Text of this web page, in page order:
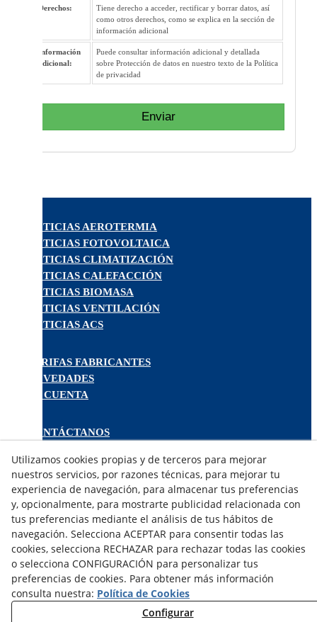
Derechos:
Tiene derecho a acceder, rectificar y borrar datos, así
como otros derechos, como se explica en la sección de
información adicional
Información
adicional:
Puede consultar información adicional y detallada
sobre Protección de datos en nuestro texto de la Política
de privacidad
Enviar
NOTICIAS AEROTERMIA
NOTICIAS FOTOVOLTAICA
NOTICIAS CLIMATIZACIÓN
NOTICIAS CALEFACCIÓN
NOTICIAS BIOMASA
NOTICIAS VENTILACIÓN
NOTICIAS ACS
TARIFAS FABRICANTES
NOVEDADES
MI CUENTA
CONTÁCTANOS
TRABAJA CON NOSOTROS
¿QUIENES SOMOS?
AVISO LEGAL
POLÍTICA DE COOKIES
POLÍTICA DE PRIVACIDAD
DERECHO DESISITIMIENTO
CONDICIONES USO
CONDICIONES COMPRA
Utilizamos cookies propias y de terceros para mejorar
nuestros servicios, por razones técnicas, para mejorar tu
experiencia de navegación, para almacenar tus preferencias
y, opcionalmente, para mostrarte publicidad relacionada con
tus preferencias mediante el análisis de tus hábitos de
navegación. Selecciona ACEPTAR para consentir todas las
cookies, selecciona RECHAZAR para rechazar todas las cookies
o selecciona CONFIGURACIÓN para personalizar tus
preferencias de cookies. Para obtener más información
consulta nuestra: Política de Cookies
Configurar